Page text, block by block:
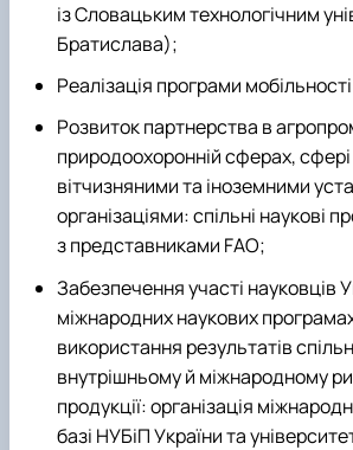
із Словацьким технологічним
Братислава);
Реалізація програми
Розвиток партнерства в
природоохоронній сферах,
вітчизняними та іноземними
організаціями: спільні наукові
з представниками FAO;
Забезпечення участі науковців
міжнародних наукових
використання результатів
внутрішньому й міжнародному
продукції: організація
базі НУБіП України та